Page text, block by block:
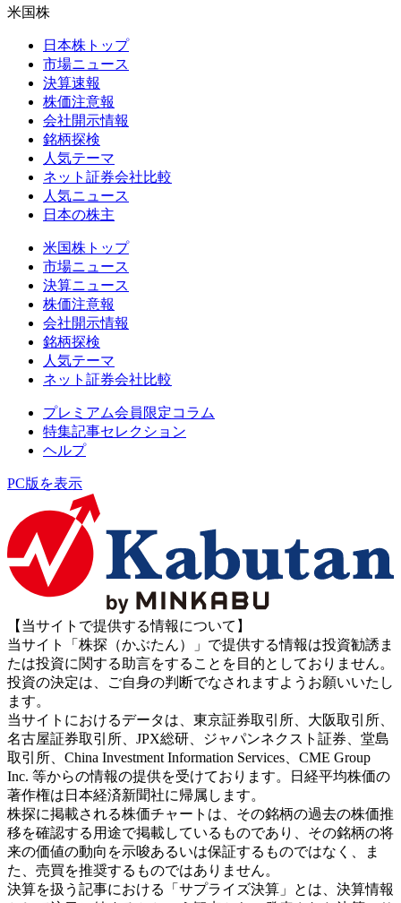
米国株
日本株トップ
市場ニュース
決算速報
株価注意報
会社開示情報
銘柄探検
人気テーマ
ネット証券会社比較
人気ニュース
日本の株主
米国株トップ
市場ニュース
決算ニュース
株価注意報
会社開示情報
銘柄探検
人気テーマ
ネット証券会社比較
プレミアム会員限定コラム
特集記事セレクション
ヘルプ
PC版を表示
【当サイトで提供する情報について】
当サイト「株探（かぶたん）」で提供する情報は投資勧誘ま
たは投資に関する助言をすることを目的としておりません。
投資の決定は、ご自身の判断でなされますようお願いいたし
ます。
当サイトにおけるデータは、東京証券取引所、大阪取引所、
名古屋証券取引所、JPX総研、ジャパンネクスト証券、堂島
取引所、China Investment Information Services、CME Group
Inc. 等からの情報の提供を受けております。日経平均株価の
著作権は日本経済新聞社に帰属します。
株探に掲載される株価チャートは、その銘柄の過去の株価推
移を確認する用途で掲載しているものであり、その銘柄の将
来の価値の動向を示唆あるいは保証するものではなく、ま
た、売買を推奨するものではありません。
決算を扱う記事における「サプライズ決算」とは、決算情報